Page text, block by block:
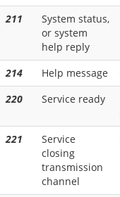
211
System status,
or system
help reply
214 Help message
220
Service ready
221
Service
closing
transmission
channel